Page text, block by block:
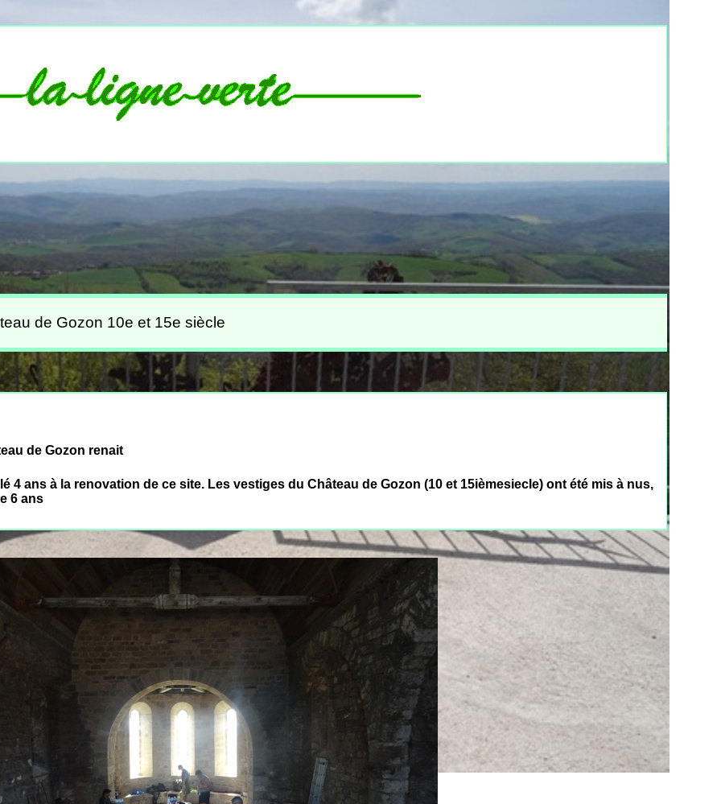
de Gozon 10e et 15e siècle
de Gozon renait
4 ans à la renovation de ce site. Les vestiges du Château de Gozon (10 et 15ièmesiecle) ont été mis à nus,
6 ans